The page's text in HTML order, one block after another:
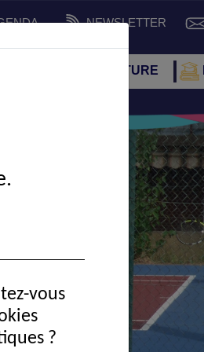
NEWSLETTER
SPORT ET CULTURE
vous
?